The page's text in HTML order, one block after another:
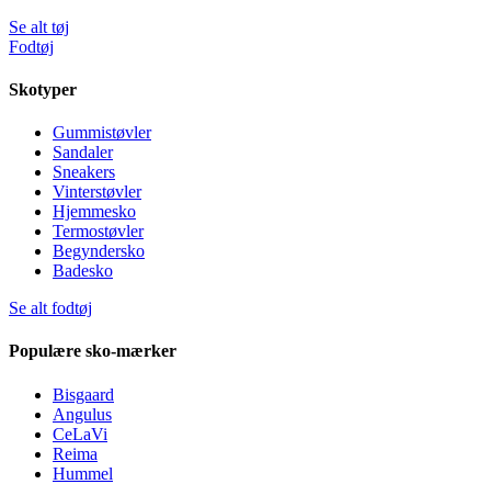
Se alt tøj
Fodtøj
Skotyper
Gummistøvler
Sandaler
Sneakers
Vinterstøvler
Hjemmesko
Termostøvler
Begyndersko
Badesko
Se alt fodtøj
Populære sko-mærker
Bisgaard
Angulus
CeLaVi
Reima
Hummel